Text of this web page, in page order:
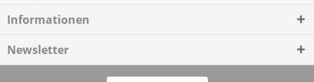
Informationen
Newsletter